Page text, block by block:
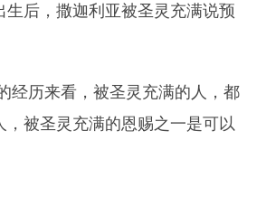
生后，撒迦利亚被圣灵充满说预
经历来看，被圣灵充满的人，都
，被圣灵充满的恩赐之一是可以